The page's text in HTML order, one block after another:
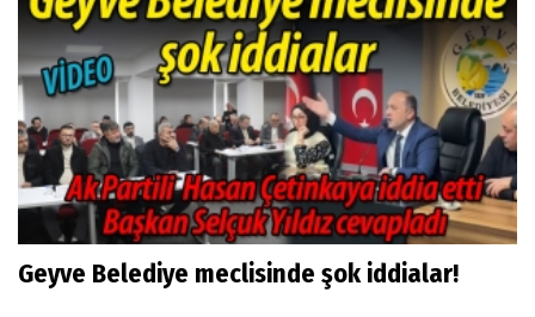
Geyve Belediye meclisinde şok iddialar!